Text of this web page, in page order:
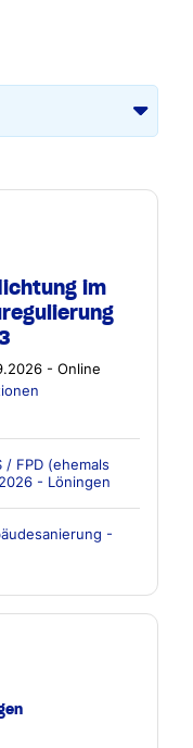
im
- Online
FPD (ehemals
- Löningen
-